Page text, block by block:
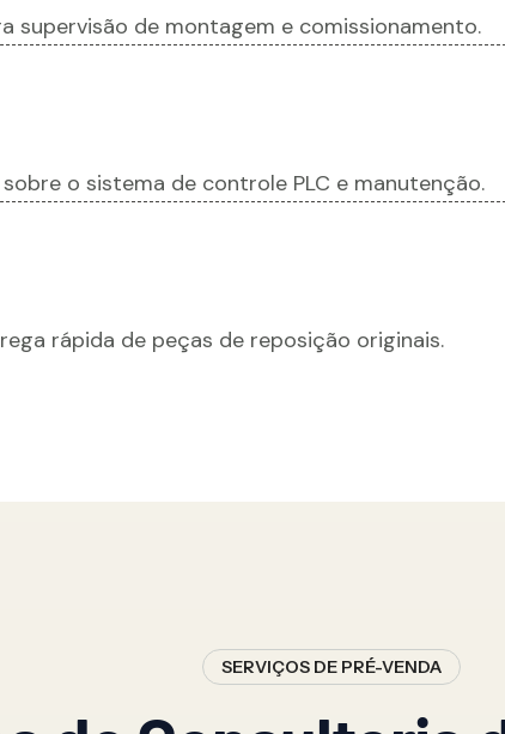
supervisão de montagem e comissionamento.
o sistema de controle PLC e manutenção.
rápida de peças de reposição originais.
SERVIÇOS DE PRÉ-VENDA